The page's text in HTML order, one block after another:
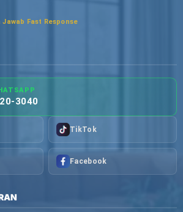
Fast Response
3040
TikTok
Facebook